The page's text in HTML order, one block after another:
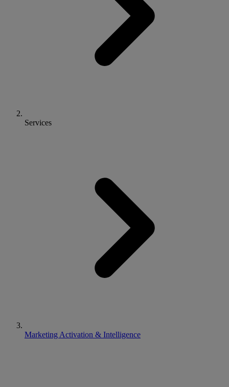
Services
Marketing Activation & Intelligence